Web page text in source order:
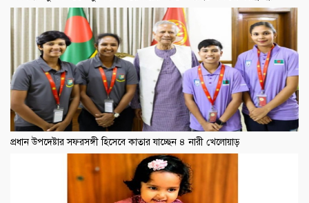
প্রধান উপদেষ্টার সফরসঙ্গী হিসেবে কাতার যাচ্ছেন ৪ নারী খেলোয়াড়